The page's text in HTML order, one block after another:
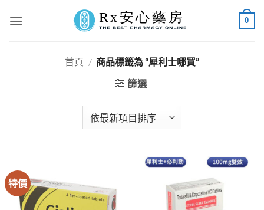
0
首頁 / 商品標籤為 “犀利士哪買”
篩選
特價